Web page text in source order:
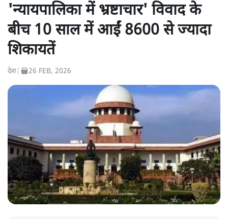
'न्यायपालिका में भ्रष्टाचार' विवाद के
बीच 10 साल में आईं 8600 से ज्यादा
शिकायतें
देश 26 FEB, 2026